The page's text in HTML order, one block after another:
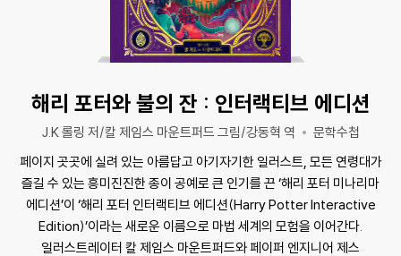
해리 포터와 불의 잔 : 인터랙티브 에디션
J.K 롤링 저/칼 제임스 마운트퍼드 그림/강동혁 역
문학수첩
페이지 곳곳에 실려 있는 아름답고 아기자기한 일러스트, 모든 연령대가
즐길 수 있는 흥미진진한 종이 공예로 큰 인기를 끈 ‘해리 포터 미나리마
에디션’이 ‘해리 포터 인터랙티브 에디션(Harry Potter Interactive
Edition)’이라는 새로운 이름으로 마법 세계의 모험을 이어간다.
일러스트레이터 칼 제임스 마운트퍼드와 페이퍼 엔지니어 제스